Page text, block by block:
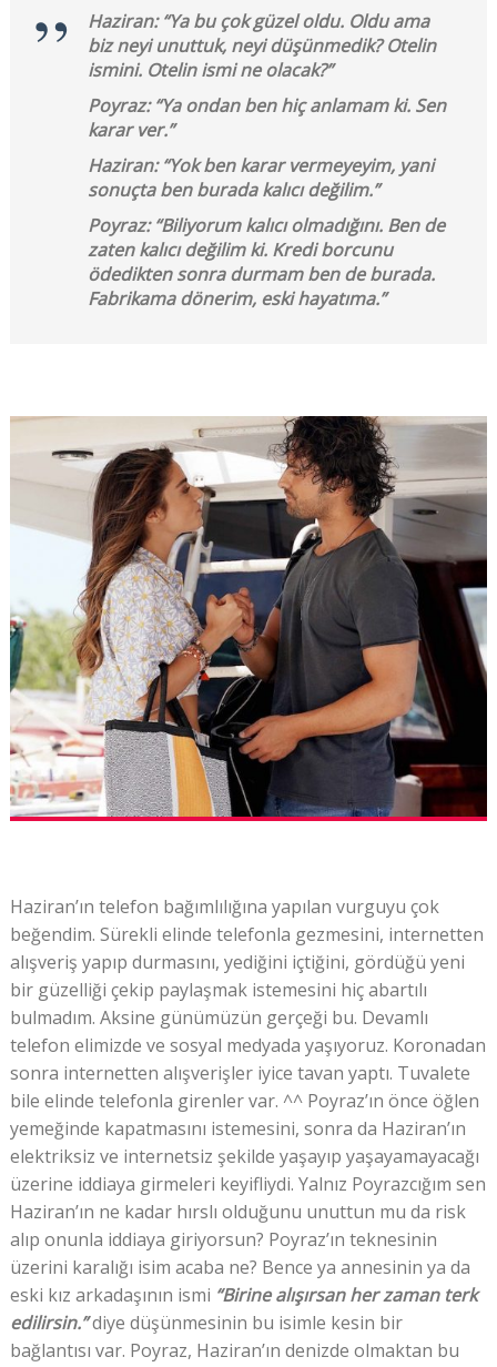
Haziran: “Ya bu çok güzel oldu. Oldu ama
biz neyi unuttuk, neyi düşünmedik? Otelin
ismini. Otelin ismi ne olacak?”
Poyraz: “Ya ondan ben hiç anlamam ki. Sen
karar ver.”
Haziran: “Yok ben karar vermeyeyim, yani
sonuçta ben burada kalıcı değilim.”
Poyraz: “Biliyorum kalıcı olmadığını. Ben de
zaten kalıcı değilim ki. Kredi borcunu
ödedikten sonra durmam ben de burada.
Fabrikama dönerim, eski hayatıma.”
Haziran’ın telefon bağımlılığına yapılan vurguyu çok
beğendim. Sürekli elinde telefonla gezmesini, internetten
alışveriş yapıp durmasını, yediğini içtiğini, gördüğü yeni
bir güzelliği çekip paylaşmak istemesini hiç abartılı
bulmadım. Aksine günümüzün gerçeği bu. Devamlı
telefon elimizde ve sosyal medyada yaşıyoruz. Koronadan
sonra internetten alışverişler iyice tavan yaptı. Tuvalete
bile elinde telefonla girenler var. ^^ Poyraz’ın önce öğlen
yemeğinde kapatmasını istemesini, sonra da Haziran’ın
elektriksiz ve internetsiz şekilde yaşayıp yaşayamayacağı
üzerine iddiaya girmeleri keyifliydi. Yalnız Poyrazcığım sen
Haziran’ın ne kadar hırslı olduğunu unuttun mu da risk
alıp onunla iddiaya giriyorsun? Poyraz’ın teknesinin
üzerini karalığı isim acaba ne? Bence ya annesinin ya da
eski kız arkadaşının ismi “Birine alışırsan her zaman terk
edilirsin.”diye düşünmesinin bu isimle kesin bir
bağlantısı var. Poyraz, Haziran’ın denizde olmaktan bu